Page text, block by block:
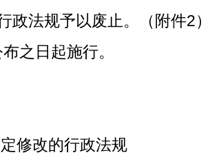
政法规予以废止。（附件2
之日起施行。
修改的行政法规